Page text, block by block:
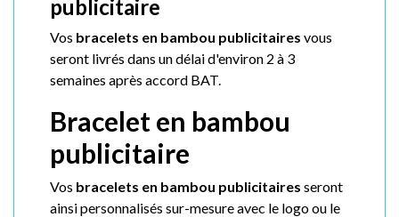
publicitaire
Vos bracelets en bambou publicitaires vous
seront livrés dans un délai d'environ 2 à 3
semaines après accord BAT.
Bracelet en bambou
publicitaire
Vos bracelets en bambou publicitaires seront
ainsi personnalisés sur-mesure avec le logo ou le